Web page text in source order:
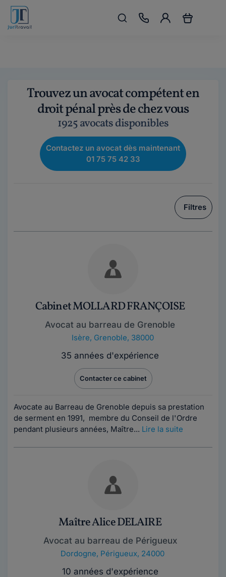
Trouvez un avocat compétent en
droit pénal près de chez vous
1925 avocats disponibles
Contactez un avocat dès maintenant
01 75 75 42 33
Filtres
Cabinet MOLLARD FRANÇOISE
Avocat au barreau de Grenoble
Isère, Grenoble, 38000
35 années d'expérience
Contacter ce cabinet
Avocate au Barreau de Grenoble depuis sa prestation
de serment en 1991, membre du Conseil de l'Ordre
pendant plusieurs années, Maître... Lire la suite
Maître Alice DELAIRE
Avocat au barreau de Périgueux
Dordogne, Périgueux, 24000
10 années d'expérience